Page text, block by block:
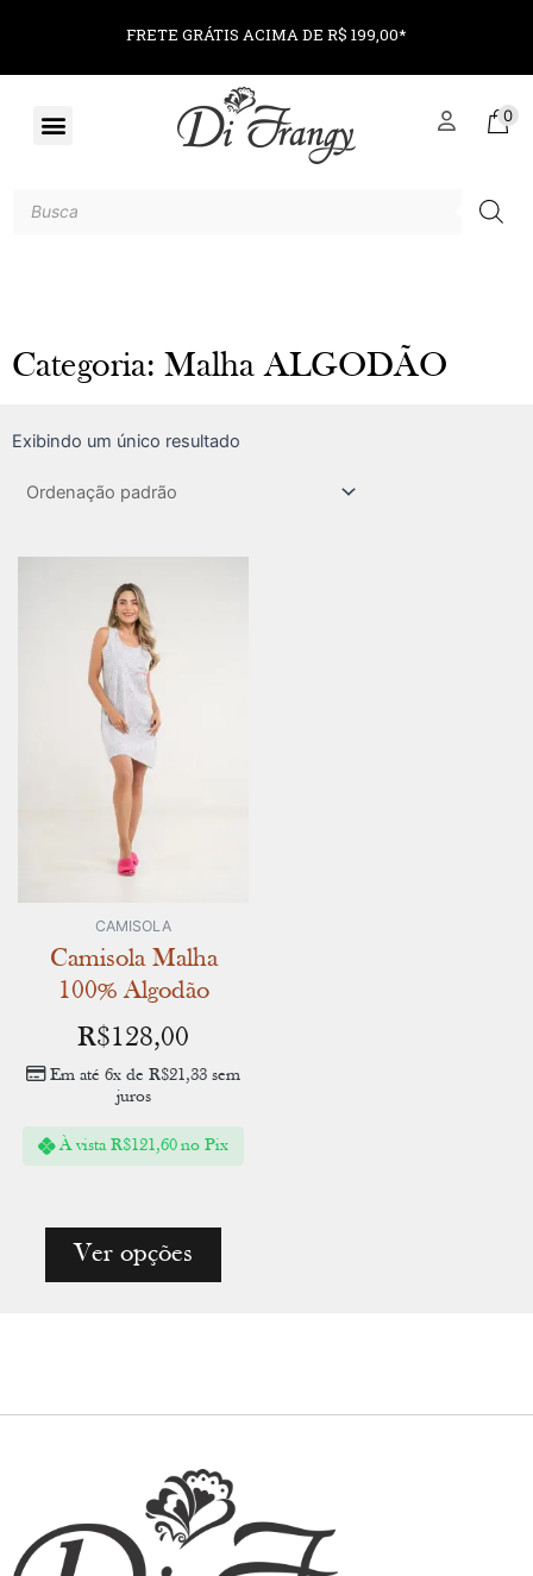
FRETE GRÁTIS ACIMA DE R$ 199,00*
0
Categoria: Malha ALGODÃO
Exibindo um único resultado
CAMISOLA
Camisola Malha
100% Algodão
R$128,00
À vista R$121,60 no Pix
Em até 6x de R$21,33sem
juros
Ver opções